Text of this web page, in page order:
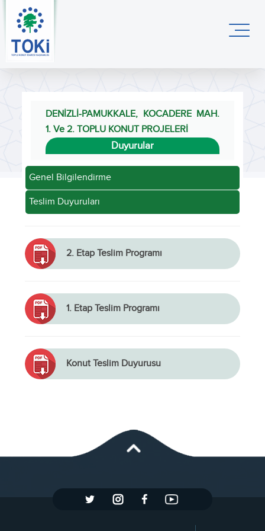
DENİZLİ-PAMUKKALE, KOCADERE MAH.
1. Ve 2. TOPLU KONUT PROJELERİ
Duyurular
Genel Bilgilendirme
Teslim Duyuruları
2. Etap Teslim Programı
1. Etap Teslim Programı
Konut Teslim Duyurusu